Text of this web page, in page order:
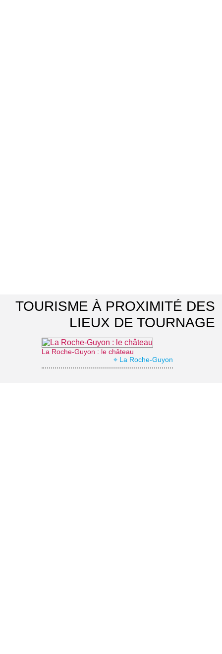
TOURISME À PROXIMITÉ DES
LIEUX DE TOURNAGE
La Roche-Guyon : le château
⌖ La Roche-Guyon